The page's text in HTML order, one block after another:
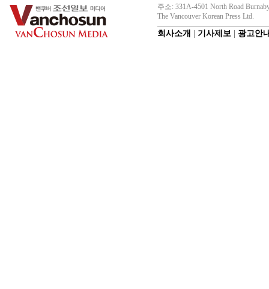
주소: 331A-4501 North Road
The Vancouver Korean Press Ltd.
회사소개 기사제보 광고안